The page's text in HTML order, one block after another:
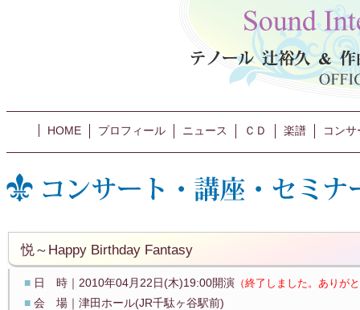
HOME プロフィール ニュース ＣＤ 楽譜 コン
悦～Happy Birthday Fantasy
■ 日 時｜2010年04月22日(木)19:00開演 （終了しました。ありが
■ 会 場｜津田ホール(JR千駄ヶ谷駅前)